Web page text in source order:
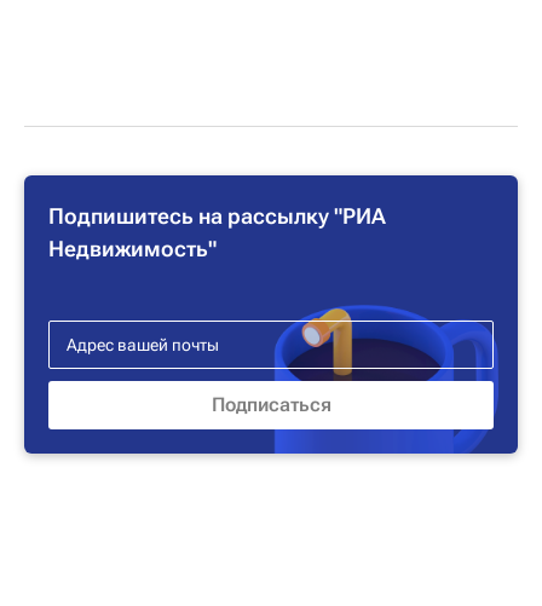
Подпишитесь на рассылку "РИА
Недвижимость"